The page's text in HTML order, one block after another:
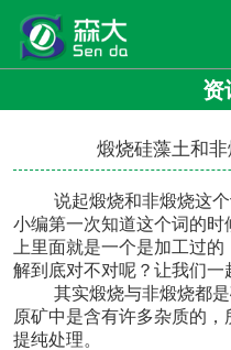
资
煅烧硅藻土和
说起煅烧和非煅烧这
小编第一次知道这个词的
上里面就是一个是加工过
解到底对不对呢？让我们一
其实煅烧与非煅烧都
原矿中是含有许多杂质的
提纯处理。